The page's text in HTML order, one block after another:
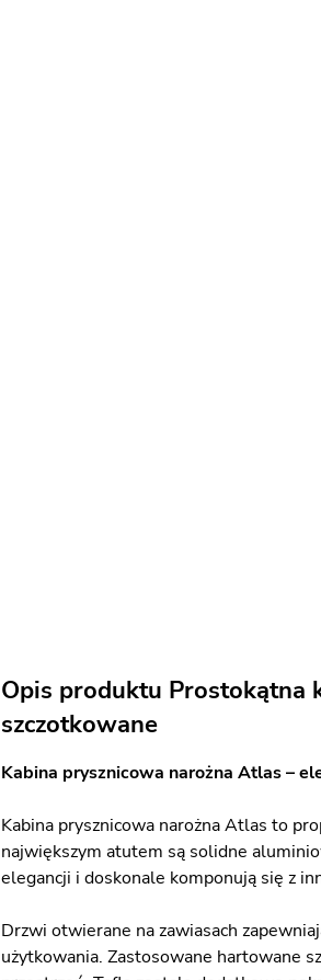
Opis produktu Prostokątna
szczotkowane
Kabina prysznicowa narożna Atlas –
Kabina prysznicowa narożna Atlas to
największym atutem są solidne
elegancji i doskonale komponują się z
Drzwi otwierane na zawiasach
użytkowania. Zastosowane hartowane